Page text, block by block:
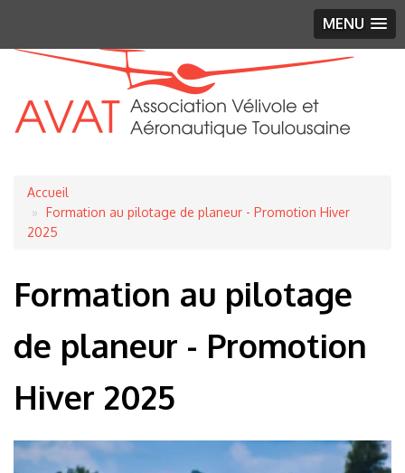
MENU
Fil
d'Ariane
Accueil
Formation au pilotage de planeur - Promotion Hiver
2025
Formation au pilotage
de planeur - Promotion
Hiver 2025